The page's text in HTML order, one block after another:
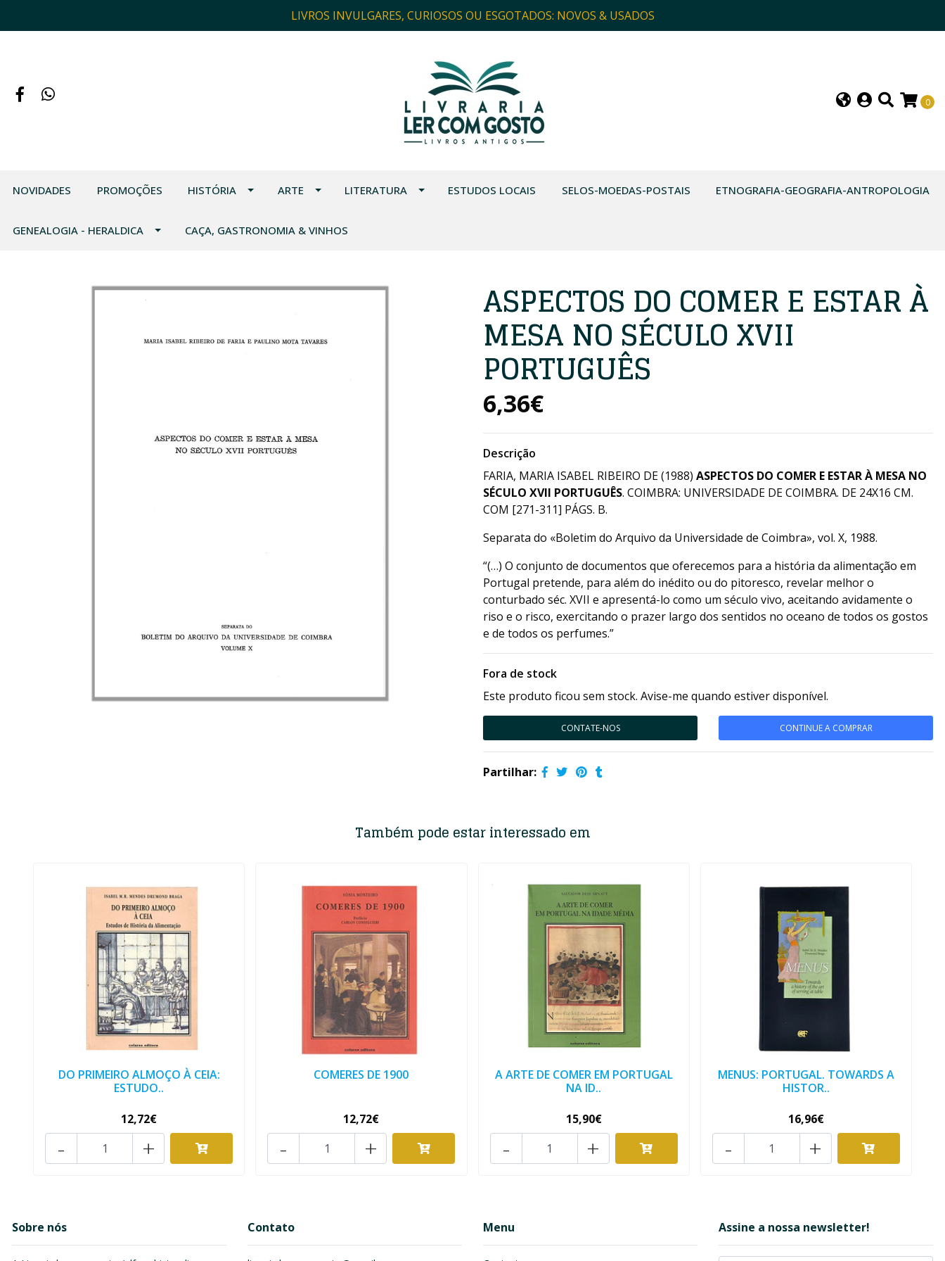
LIVROS INVULGARES, CURIOSOS OU ESGOTADOS: NOVOS & USADOS
0
NOVIDADES PROMOÇÕES HISTÓRIA ARTE LITERATURA ESTUDOS LOCAIS SELOS-MOEDAS-POSTAIS ETNOGRAFIA-GEOGRAFIA-ANTROPOLOGIA
GENEALOGIA - HERALDICA CAÇA, GASTRONOMIA & VINHOS
ASPECTOS DO COMER E ESTAR À
MESA NO SÉCULO XVII
PORTUGUÊS
6,36€
Descrição
FARIA, MARIA ISABEL RIBEIRO DE ‌(1988) ASPECTOS DO COMER E ESTAR À MESA NO
SÉCULO XVII PORTUGUÊS. COIMBRA: UNIVERSIDADE DE COIMBRA. DE 24X16 CM.
COM [271-311] PÁGS. B.
Separata do «Boletim do Arquivo da Universidade de Coimbra», vol. X, 1988.
“(…) O conjunto de documentos que oferecemos para a história da alimentação em
Portugal pretende, para além do inédito ou do pitoresco, revelar melhor o
conturbado séc. XVII e apresentá-lo como um século vivo, aceitando avidamente o
riso e o risco, exercitando o prazer largo dos sentidos no oceano de todos os gostos
e de todos os perfumes.”
Fora de stock
Este produto ficou sem stock. Avise-me quando estiver disponível.
CONTATE-NOS CONTINUE A COMPRAR
Partilhar:
Também pode estar interessado em
DO PRIMEIRO ALMOÇO À CEIA:
ESTUDO..
12,72€
+
-
COMERES DE 1900
12,72€
+
-
A ARTE DE COMER EM PORTUGAL
NA ID..
15,90€
+
-
MENUS: PORTUGAL. TOWARDS A
HISTOR..
16,96€
+
-
Sobre nós Contato Menu Assine a nossa newsletter!